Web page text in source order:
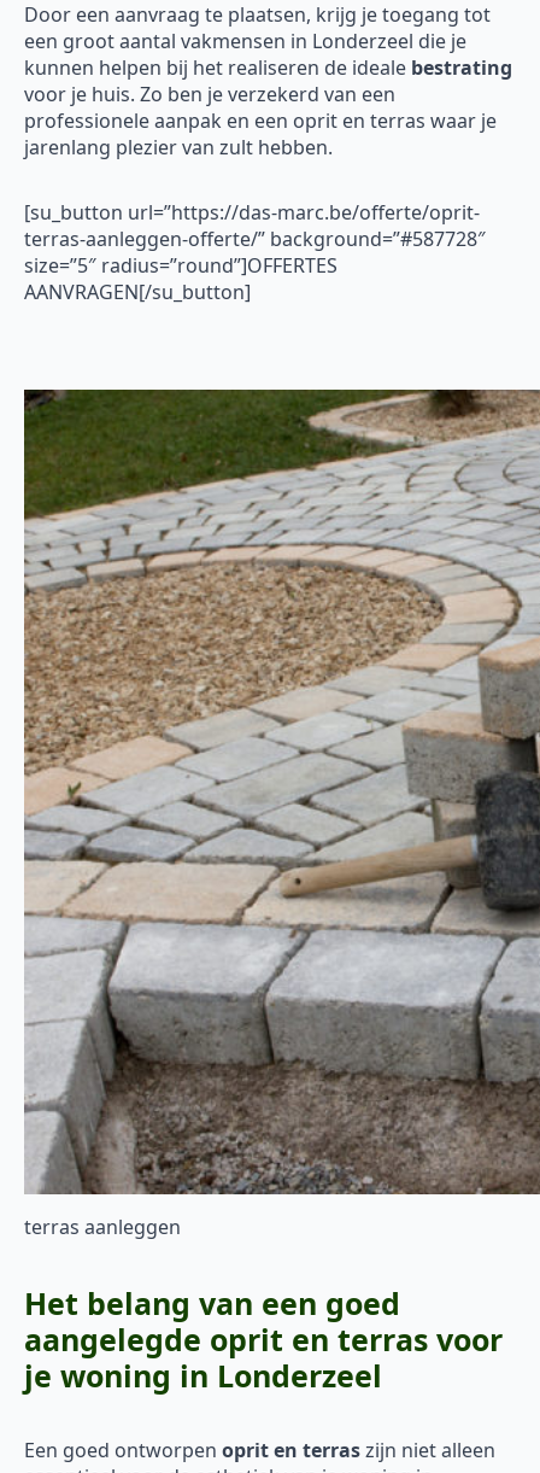
Door een aanvraag te plaatsen, krijg je toegang tot
een groot aantal vakmensen in Londerzeel die je
kunnen helpen bij het realiseren de ideale bestrating
voor je huis. Zo ben je verzekerd van een
professionele aanpak en een oprit en terras waar je
jarenlang plezier van zult hebben.
[su_button url=”https://das-marc.be/offerte/oprit-
terras-aanleggen-offerte/” background=”#587728″
size=”5″ radius=”round”]OFFERTES
AANVRAGEN[/su_button]
terras aanleggen
Het belang van een goed
aangelegde oprit en terras voor
je woning in Londerzeel
Een goed ontworpen oprit en terraszijn niet alleen